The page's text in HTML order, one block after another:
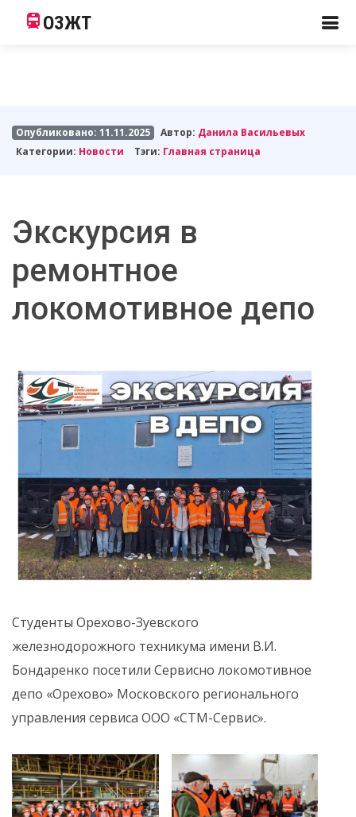
ОЗЖТ
Опубликовано: 11.11.2025 Автор: Данила Васильевых
Категории: Новости Тэги: Главная страница
Экскурсия в
ремонтное
локомотивное депо
Студенты Орехово-Зуевского
железнодорожного техникума имени В.И.
Бондаренко посетили Сервисно локомотивное
депо «Орехово» Московского регионального
управления сервиса ООО «СТМ-Сервис».